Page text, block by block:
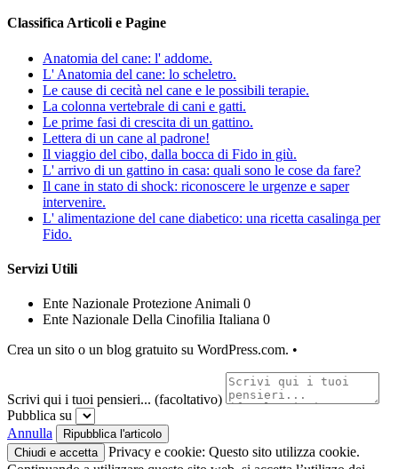
Classifica Articoli e Pagine
Anatomia del cane: l' addome.
L' Anatomia del cane: lo scheletro.
Le cause di cecità nel cane e le possibili terapie.
La colonna vertebrale di cani e gatti.
Le prime fasi di crescita di un gattino.
Lettera di un cane al padrone!
Il viaggio del cibo, dalla bocca di Fido in giù.
L' arrivo di un gattino in casa: quali sono le cose da fare?
Il cane in stato di shock: riconoscere le urgenze e saper
intervenire.
L' alimentazione del cane diabetico: una ricetta casalinga per
Fido.
Servizi Utili
Ente Nazionale Protezione Animali 0
Ente Nazionale Della Cinofilia Italiana 0
Crea un sito o un blog gratuito su WordPress.com. •
Scrivi qui i tuoi pensieri... (facoltativo)
Pubblica su
Annulla
Privacy e cookie: Questo sito utilizza cookie.